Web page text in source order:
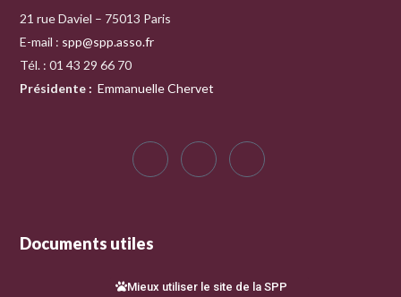
21 rue Daviel – 75013 Paris
E-mail : spp@spp.asso.fr
Tél. : 01 43 29 66 70
Présidente : Emmanuelle Chervet
Documents utiles
Mieux utiliser le site de la SPP